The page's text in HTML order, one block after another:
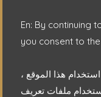
En: By continuing
you consent to
هذا الموقع ،
ملفات تعريف